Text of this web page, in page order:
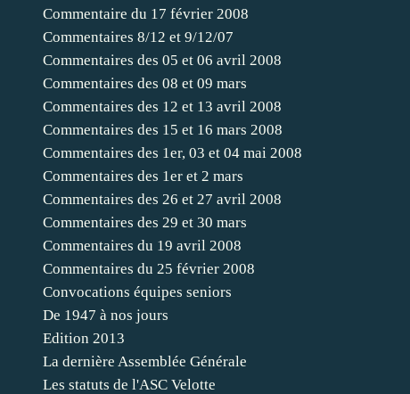
Commentaire du 17 février 2008
Commentaires 8/12 et 9/12/07
Commentaires des 05 et 06 avril 2008
Commentaires des 08 et 09 mars
Commentaires des 12 et 13 avril 2008
Commentaires des 15 et 16 mars 2008
Commentaires des 1er, 03 et 04 mai 2008
Commentaires des 1er et 2 mars
Commentaires des 26 et 27 avril 2008
Commentaires des 29 et 30 mars
Commentaires du 19 avril 2008
Commentaires du 25 février 2008
Convocations équipes seniors
De 1947 à nos jours
Edition 2013
La dernière Assemblée Générale
Les statuts de l'ASC Velotte